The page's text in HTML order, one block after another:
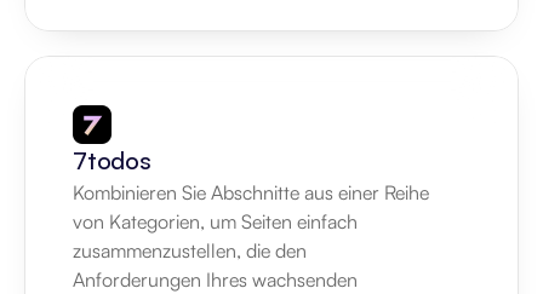
7todos
Kombinieren Sie Abschnitte aus einer Reihe
von Kategorien, um Seiten einfach
zusammenzustellen, die den
Anforderungen Ihres wachsenden